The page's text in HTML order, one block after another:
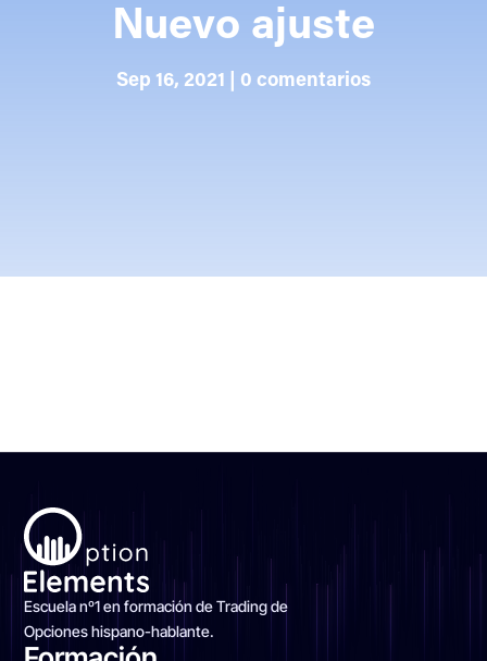
Nuevo ajuste
Sep 16, 2021 0 comentarios
Escuela nº1 en formación de Trading de
Opciones hispano-hablante.